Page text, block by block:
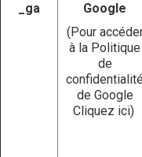
_ga
Google
(Pour
à la Politique
de
confidentialité
de Google
Cliquez ici)